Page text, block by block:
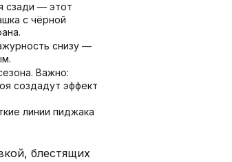
сзади — этот
с чёрной
снизу —
Важно:
создадут эффект
линии пиджака
блестящих